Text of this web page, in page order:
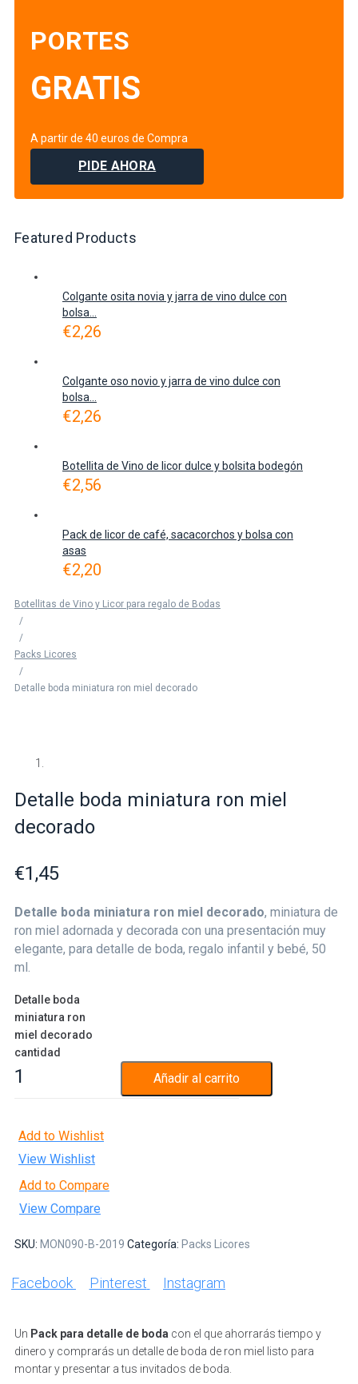
PORTES
GRATIS
A partir de 40 euros de Compra
PIDE AHORA
Featured Products
Colgante osita novia y jarra de vino dulce con
bolsa...
€2,26
Colgante oso novio y jarra de vino dulce con
bolsa...
€2,26
Botellita de Vino de licor dulce y bolsita bodegón
€2,56
Pack de licor de café, sacacorchos y bolsa con
asas
€2,20
Botellitas de Vino y Licor para regalo de Bodas
/
/
Packs Licores
/
Detalle boda miniatura ron miel decorado
Detalle boda miniatura ron miel
decorado
€1,45
Detalle boda miniatura ron miel decorado, miniatura de
ron miel adornada y decorada con una presentación muy
elegante, para detalle de boda, regalo infantil y bebé, 50
ml.
Detalle boda
miniatura ron
miel decorado
cantidad
Añadir al carrito
Add to Wishlist
View Wishlist
Add to Compare
View Compare
SKU: MON090-B-2019 Categoría: Packs Licores
Facebook Pinterest Instagram
Un Pack para detalle de boda con el que ahorrarás tiempo y
dinero y comprarás un detalle de boda de ron miel listo para
montar y presentar a tus invitados de boda.